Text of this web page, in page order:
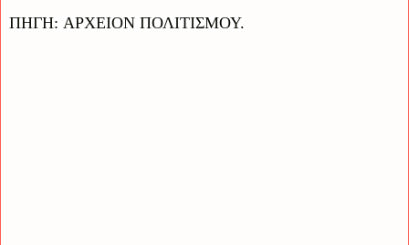
ΠΗΓΗ: ΑΡΧΕΙΟΝ ΠΟΛΙΤΙΣΜΟΥ.